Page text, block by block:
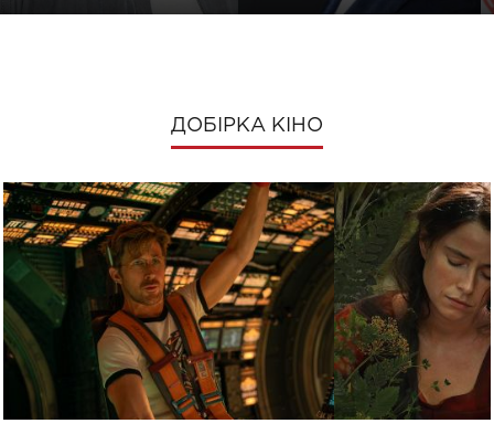
ДОБІРКА КІНО